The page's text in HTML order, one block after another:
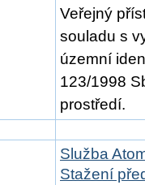
Veřejný
souladu s
územní
123/1998
prostředí.
Služba
Stažení